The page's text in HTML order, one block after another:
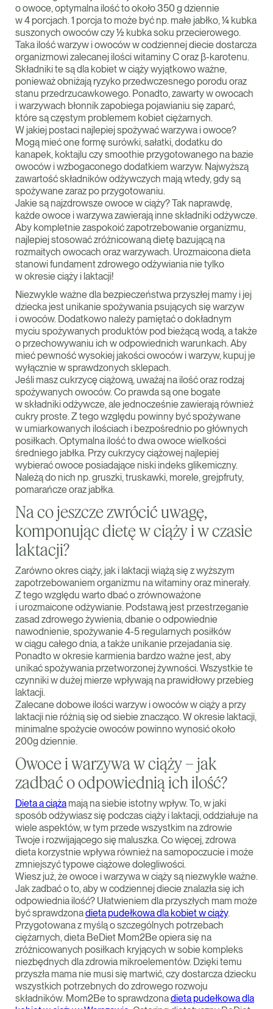
o owoce, optymalna ilość to około 350 g dziennie
w 4 porcjach. 1 porcja to może być np. małe jabłko, ¼ kubka
suszonych owoców czy ½ kubka soku przecierowego.
Taka ilość warzyw i owoców w codziennej diecie dostarcza
organizmowi zalecanej ilości witaminy C oraz β-karotenu.
Składniki te są dla kobiet w ciąży wyjątkowo ważne,
ponieważ obniżają ryzyko przedwczesnego porodu oraz
stanu przedrzucawkowego. Ponadto, zawarty w owocach
i warzywach błonnik zapobiega pojawianiu się zaparć,
które są częstym problemem kobiet ciężarnych.
W jakiej postaci najlepiej spożywać warzywa i owoce?
Mogą mieć one formę surówki, sałatki, dodatku do
kanapek, koktajlu czy smoothie przygotowanego na bazie
owoców i wzbogaconego dodatkiem warzyw. Najwyższą
zawartość składników odżywczych mają wtedy, gdy są
spożywane zaraz po przygotowaniu.
Jakie są najzdrowsze owoce w ciąży? Tak naprawdę,
każde owoce i warzywa zawierają inne składniki odżywcze.
Aby kompletnie zaspokoić zapotrzebowanie organizmu,
najlepiej stosować zróżnicowaną dietę bazującą na
rozmaitych owocach oraz warzywach. Urozmaicona dieta
stanowi fundament zdrowego odżywiania nie tylko
w okresie ciąży i laktacji!
Niezwykle ważne dla bezpieczeństwa przyszłej mamy i jej
dziecka jest unikanie spożywania psujących się warzyw
i owoców. Dodatkowo należy pamiętać o dokładnym
myciu spożywanych produktów pod bieżącą wodą, a także
o przechowywaniu ich w odpowiednich warunkach. Aby
mieć pewność wysokiej jakości owoców i warzyw, kupuj je
wyłącznie w sprawdzonych sklepach.
Jeśli masz cukrzycę ciążową, uważaj na ilość oraz rodzaj
spożywanych owoców. Co prawda są one bogate
w składniki odżywcze, ale jednocześnie zawierają również
cukry proste. Z tego względu powinny być spożywane
w umiarkowanych ilościach i bezpośrednio po głównych
posiłkach. Optymalna ilość to dwa owoce wielkości
średniego jabłka. Przy cukrzycy ciążowej najlepiej
wybierać owoce posiadające niski indeks glikemiczny.
Należą do nich np. gruszki, truskawki, morele, grejpfruty,
pomarańcze oraz jabłka.
Na co jeszcze zwrócić uwagę,
komponując dietę w ciąży i w czasie
laktacji?
Zarówno okres ciąży, jak i laktacji wiążą się z wyższym
zapotrzebowaniem organizmu na witaminy oraz minerały.
Z tego względu warto dbać o zrównoważone
i urozmaicone odżywianie. Podstawą jest przestrzeganie
zasad zdrowego żywienia, dbanie o odpowiednie
nawodnienie, spożywanie 4-5 regularnych posiłków
w ciągu całego dnia, a także unikanie przejadania się.
Ponadto w okresie karmienia bardzo ważne jest, aby
unikać spożywania przetworzonej żywności. Wszystkie te
czynniki w dużej mierze wpływają na prawidłowy przebieg
laktacji.
Zalecane dobowe ilości warzyw i owoców w ciąży a przy
laktacji nie różnią się od siebie znacząco. W okresie laktacji,
minimalne spożycie owoców powinno wynosić około
200g dziennie.
Owoce i warzywa w ciąży – jak
zadbać o odpowiednią ich ilość?
Dieta a ciąża mają na siebie istotny wpływ. To, w jaki
sposób odżywiasz się podczas ciąży i laktacji, oddziałuje na
wiele aspektów, w tym przede wszystkim na zdrowie
Twoje i rozwijającego się maluszka. Co więcej, zdrowa
dieta korzystnie wpływa również na samopoczucie i może
zmniejszyć typowe ciążowe dolegliwości.
Wiesz już, że owoce i warzywa w ciąży są niezwykle ważne.
Jak zadbać o to, aby w codziennej diecie znalazła się ich
odpowiednia ilość? Ułatwieniem dla przyszłych mam może
być sprawdzonadieta pudełkowa dla kobiet w ciąży.
Przygotowana z myślą o szczególnych potrzebach
ciężarnych, dieta BeDiet Mom2Be opiera się na
zróżnicowanych posiłkach kryjących w sobie kompleks
niezbędnych dla zdrowia mikroelementów. Dzięki temu
przyszła mama nie musi się martwić, czy dostarcza dziecku
wszystkich potrzebnych do zdrowego rozwoju
składników. Mom2Be to sprawdzonadieta pudełkowa dla